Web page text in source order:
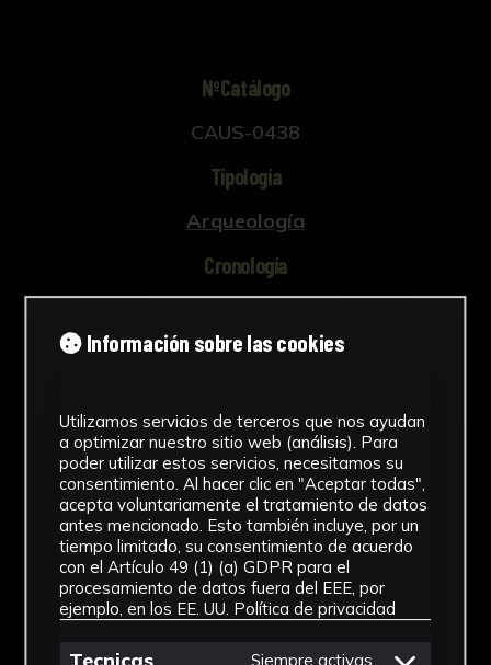
NºCatálogo
CAUS-0438
Tipología
Arqueología
Cronología
Materiales
Ubicación
Laboratorio de Investigación
Patrimonio Cultural
Dimensiones
Longitud máxima: 14,4 cm aprox;
4 cm de alto x 1,2 cm de largo
Información sobre las cookies
Utilizamos servicios de terceros que nos ayudan
a optimizar nuestro sitio web (análisis). Para
poder utilizar estos servicios, necesitamos su
consentimiento. Al hacer clic en "Aceptar todas",
acepta voluntariamente el tratamiento de datos
antes mencionado. Esto también incluye, por un
tiempo limitado, su consentimiento de acuerdo
con el Artículo 49 (1) (a) GDPR para el
procesamiento de datos fuera del EEE, por
ejemplo, en los EE. UU. Política de privacidad
Siempre activas